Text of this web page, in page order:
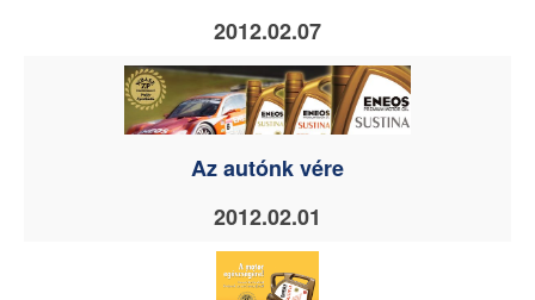
2012.02.07
Az autónk vére
2012.02.01